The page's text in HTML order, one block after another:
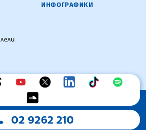
ИНФОГРАФИКИ
02 9262 210